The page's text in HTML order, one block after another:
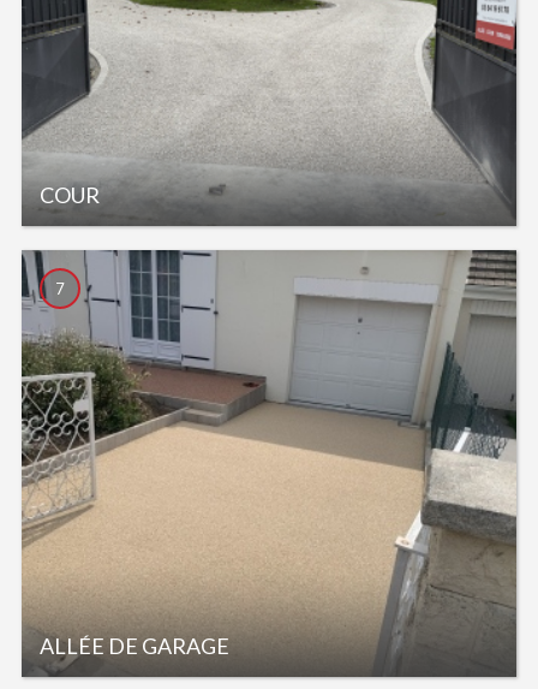
COUR
ALLÉE DE GARAGE
7